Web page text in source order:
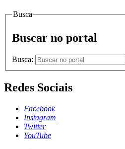
Busca
Buscar no portal
Busca:
Redes Sociais
Facebook
Instagram
Twitter
YouTube